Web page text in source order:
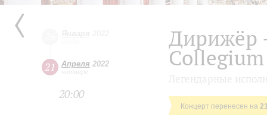
21 Апреля 2022
четверг
20:00
Дирижёр
Концерт перенесен на